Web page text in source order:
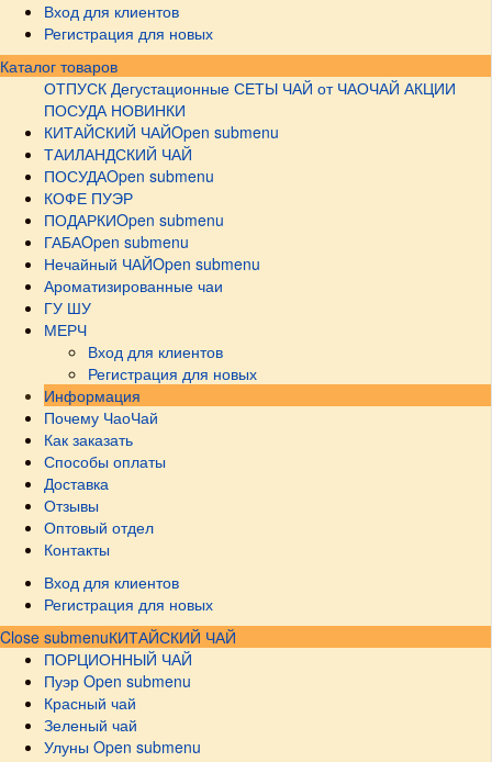
Вход для клиентов
Регистрация для новых
Каталог товаров
ОТПУСК Дегустационные СЕТЫ ЧАЙ от ЧАОЧАЙ АКЦИИ
ПОСУДА НОВИНКИ
КИТАЙСКИЙ ЧАЙOpen submenu
ТАИЛАНДСКИЙ ЧАЙ
ПОСУДАOpen submenu
КОФЕ ПУЭР
ПОДАРКИOpen submenu
ГАБАOpen submenu
Нечайный ЧАЙOpen submenu
Ароматизированные чаи
ГУ ШУ
МЕРЧ
Вход для клиентов
Регистрация для новых
Информация
Почему ЧаоЧай
Как заказать
Способы оплаты
Доставка
Отзывы
Оптовый отдел
Контакты
Вход для клиентов
Регистрация для новых
Close submenuКИТАЙСКИЙ ЧАЙ
ПОРЦИОННЫЙ ЧАЙ
Пуэр Open submenu
Красный чай
Зеленый чай
Улуны Open submenu